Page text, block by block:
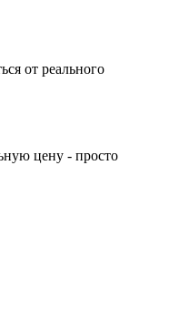
от реального
цену - просто